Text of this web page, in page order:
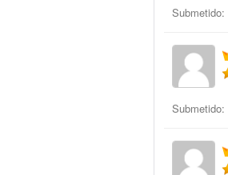
Submetido:
Submetido: